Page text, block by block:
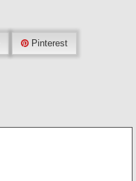
Pinterest